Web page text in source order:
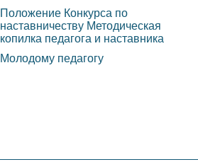
Положение Конкурса по
наставничеству Методическая
копилка педагога и наставника
Молодому педагогу